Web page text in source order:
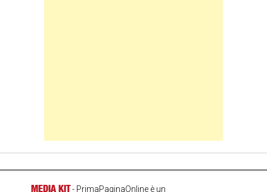
MEDIA KIT- PrimaPaginaOnline è un